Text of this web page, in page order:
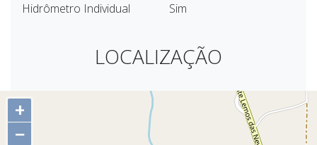
Hidrômetro Individual
Sim
LOCALIZAÇÃO
+
−